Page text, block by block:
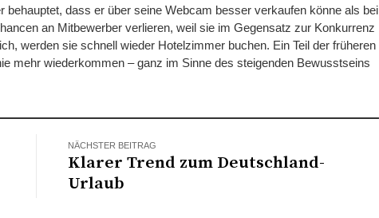
dass er über seine Webcam besser verkaufen könne als bei
an Mitbewerber verlieren, weil sie im Gegensatz zur Konkurrenz
werden sie schnell wieder Hotelzimmer buchen. Ein Teil der früheren
mehr wiederkommen – ganz im Sinne des steigenden Bewusstseins
NÄCHSTER BEITRAG
Klarer Trend zum Deutschland-
Urlaub